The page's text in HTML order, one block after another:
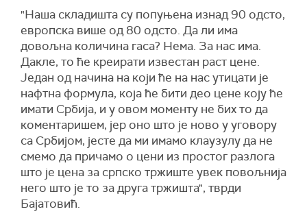
"Наша складишта су попуњена изнад 90 одсто,
европска више од 80 одсто. Да ли има
довољна количина гаса? Нема. За нас има.
Дакле, то ће креирати известан раст цене.
Један од начина на који ће на нас утицати је
нафтна формула, која ће бити део цене коју ће
имати Србија, и у овом моменту не бих то да
коментаришем, јер оно што је ново у уговору
са Србијом, јесте да ми имамо клаузулу да не
смемо да причамо о цени из простог разлога
што је цена за српско тржиште увек повољнија
него што је то за друга тржишта", тврди
Бајатовић.